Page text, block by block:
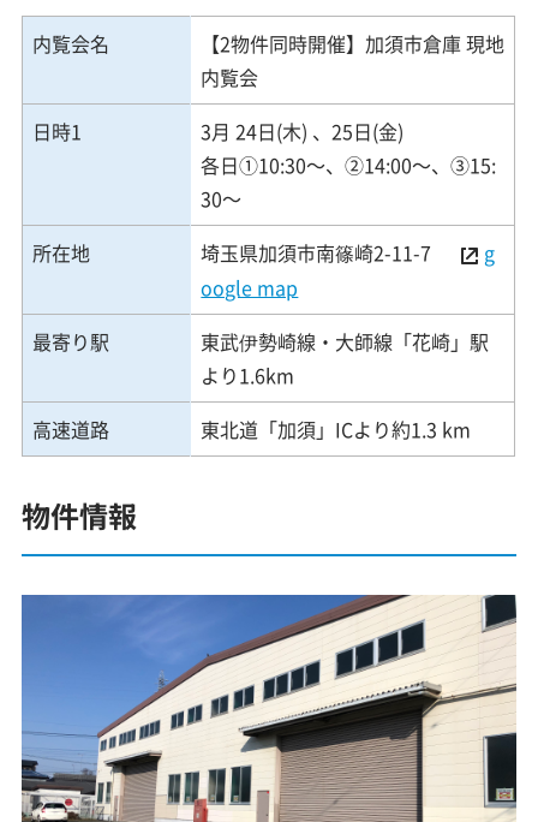
内覧会名
【2物件同時開催】加須市倉庫 現地
内覧会
日時1
3月 24日(木) 、25日(金)
各日①10:30～、②14:00～、③15:
30～
所在地
埼玉県加須市南篠崎2-11-7
g
oogle map
最寄り駅
東武伊勢崎線・大師線「花崎」駅
より1.6km
高速道路
東北道「加須」ICより約1.3 km
物件情報